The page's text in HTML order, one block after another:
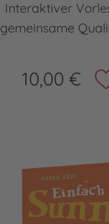
Interaktiver
gemeinsame
10,00 €